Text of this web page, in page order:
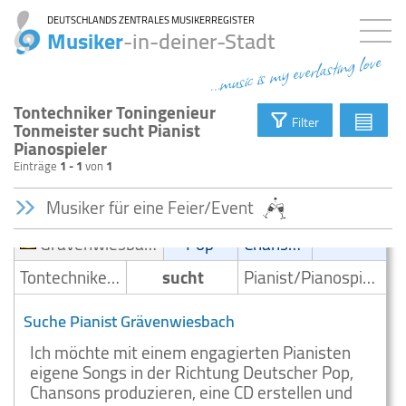
DEUTSCHLANDS ZENTRALES MUSIKERREGISTER
Musiker-in-deiner-Stadt
...music is my everlasting love
Tontechniker Toningenieur
Tonmeister sucht Pianist
Pianospieler
Einträge 1 - 1von 1
Filter ▤
Musiker für eine Feier/Event
Grävenwiesbach
Pop
Chanson
Tontechniker/Toningenieur/Tonmeister
sucht Pianist/Pianospieler
Suche Pianist Grävenwiesbach
Ich möchte mit einem engagierten Pianisten
eigene Songs in der Richtung Deutscher Pop,
Chansons produzieren, eine CD erstellen und